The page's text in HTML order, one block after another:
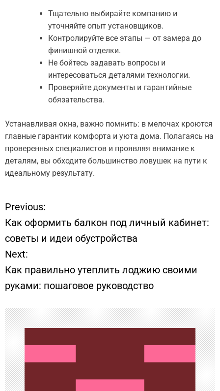
Тщательно выбирайте компанию и
уточняйте опыт установщиков.
Контролируйте все этапы — от замера до
финишной отделки.
Не бойтесь задавать вопросы и
интересоваться деталями технологии.
Проверяйте документы и гарантийные
обязательства.
Устанавливая окна, важно помнить: в мелочах кроются
главные гарантии комфорта и уюта дома. Полагаясь на
проверенных специалистов и проявляя внимание к
деталям, вы обходите большинство ловушек на пути к
идеальному результату.
Н
а
в
и
г
а
ц
и
Previous:
Как оформить балкон под личный кабинет:
советы и идеи обустройства
Next:
Как правильно утеплить лоджию своими
руками: пошаговое руководство